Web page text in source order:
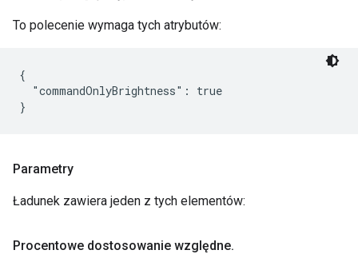
To polecenie wymaga tych atrybutów:
{
  "commandOnlyBrightness": true
Parametry
Ładunek zawiera jeden z tych elementów:
Procentowe dostosowanie względne.